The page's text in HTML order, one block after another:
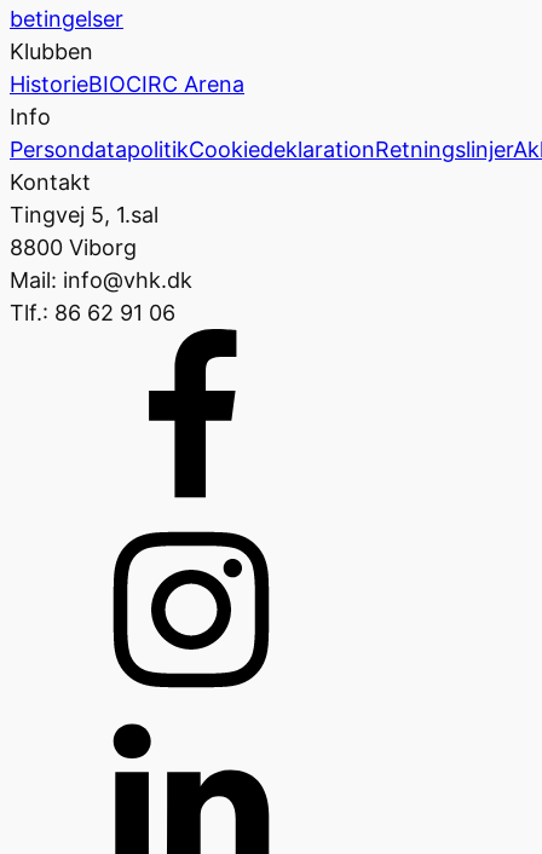
betingelser
Klubben
HistorieBIOCIRC Arena
Info
PersondatapolitikCookiedeklarationRetningslinjer
Kontakt
Tingvej 5, 1.sal
8800 Viborg
Mail: info@vhk.dk
Tlf.: 86 62 91 06